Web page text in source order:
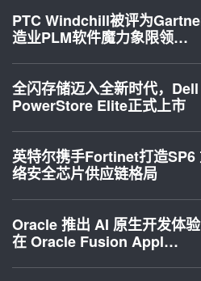
PTC Windchill被评为
造业PLM软件魔力象限领…
全闪存储迈入全新时代，Dell
PowerStore Elite正式上市
英特尔携手Fortinet打造SP6
络安全芯片供应链格局
Oracle 推出 AI 原生开发体
在 Oracle Fusion Appl…